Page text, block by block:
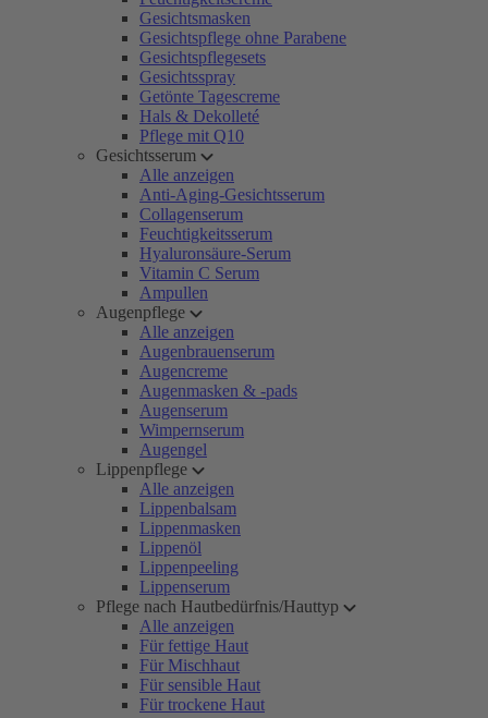
Gesichtsmasken
Gesichtspflege ohne Parabene
Gesichtspflegesets
Gesichtsspray
Getönte Tagescreme
Hals & Dekolleté
Pflege mit Q10
Gesichtsserum
Alle anzeigen
Anti-Aging-Gesichtsserum
Collagenserum
Feuchtigkeitsserum
Hyaluronsäure-Serum
Vitamin C Serum
Ampullen
Augenpflege
Alle anzeigen
Augenbrauenserum
Augencreme
Augenmasken & -pads
Augenserum
Wimpernserum
Augengel
Lippenpflege
Alle anzeigen
Lippenbalsam
Lippenmasken
Lippenöl
Lippenpeeling
Lippenserum
Pflege nach Hautbedürfnis/Hauttyp
Alle anzeigen
Für fettige Haut
Für Mischhaut
Für sensible Haut
Für trockene Haut